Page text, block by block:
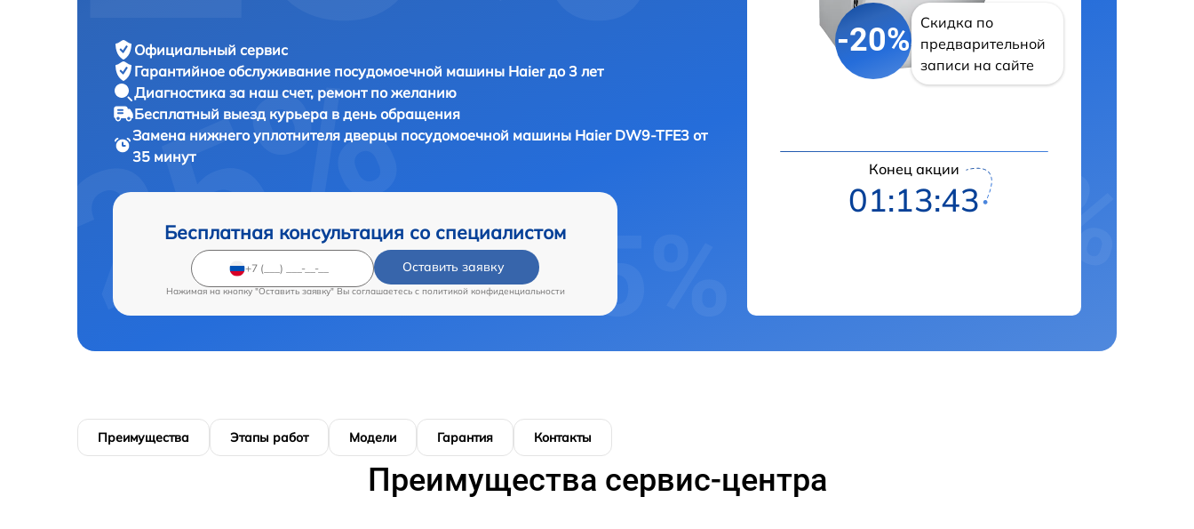
Официальный сервис
Гарантийное обслуживание посудомоечной машины Haier до 3 лет
Диагностика за наш счет, ремонт по желанию
Бесплатный выезд курьера в день обращения
Замена нижнего уплотнителя дверцы посудомоечной машины Haier DW9-TFE3 от
35 минут
Бесплатная консультация со специалистом
Оставить заявку
Нажимая на кнопку "Оставить заявку" Вы соглашаетесь c политикой конфиденциальности
-20%
Скидка по
предварительной
записи на сайте
Конец акции
01:13:42
Преимущества Этапы работ Модели Гарантия Контакты
Преимущества сервис-центра